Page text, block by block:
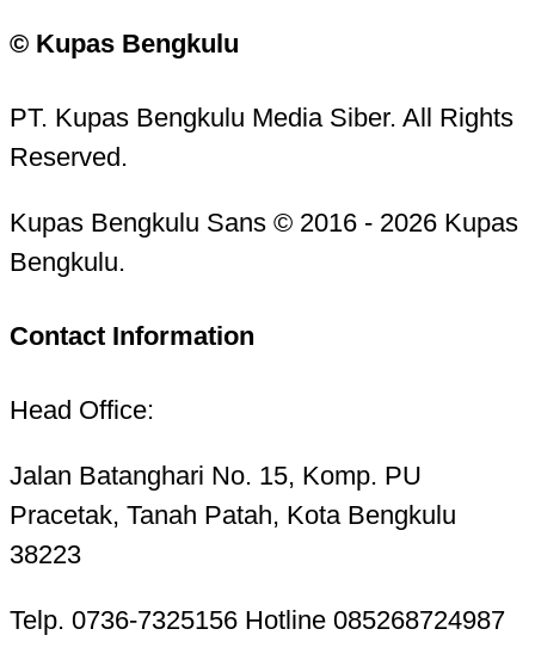
© Kupas Bengkulu
PT. Kupas Bengkulu Media Siber. All Rights
Reserved.
Kupas Bengkulu Sans © 2016 - 2026 Kupas
Bengkulu.
Contact Information
Head Office:
Jalan Batanghari No. 15, Komp. PU
Pracetak, Tanah Patah, Kota Bengkulu
38223
Telp. 0736-7325156 Hotline 085268724987